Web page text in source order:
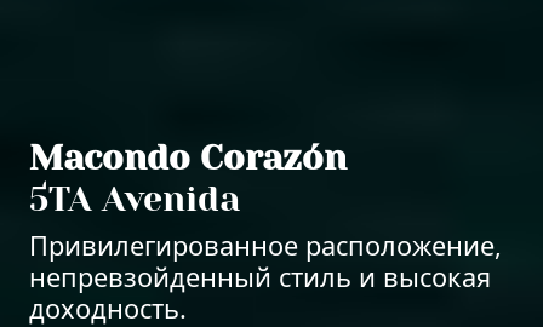
Macondo Corazón
5TA Avenida
Привилегированное расположение,
непревзойденный стиль и высокая
доходность.